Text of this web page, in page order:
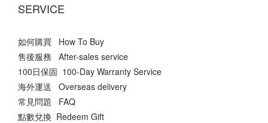
SERVICE
如何購買 How To Buy
售後服務 After-sales service
100日保固 100-Day Warranty Service
海外運送 Overseas delivery
常見問題 FAQ
點數兌換 Redeem Gift